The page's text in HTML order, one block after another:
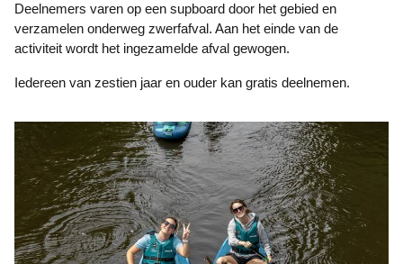
Deelnemers varen op een supboard door het gebied en
verzamelen onderweg zwerfafval. Aan het einde van de
activiteit wordt het ingezamelde afval gewogen.
Iedereen van zestien jaar en ouder kan gratis deelnemen.